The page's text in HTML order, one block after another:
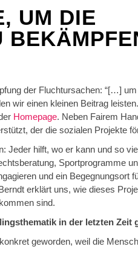
UM DIE
der Fluchtursachen: “[…]
wir einen kleinen Beitrag
Homepage. Neben Fairem
der die sozialen Projekte
Jeder hilft, wo er kann und so
Sportprogramme
und ein Begegnungsort
erklärt uns, wie dieses
sind.
in der letzten Zeit
geworden, weil die